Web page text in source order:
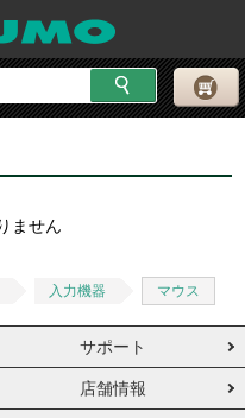
ません
入力機器 マウス
サポート
店舗情報